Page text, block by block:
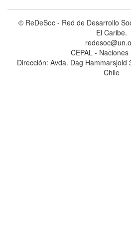
© ReDeSoc - Red de Desarrollo
El Caribe.
CEPAL - Naciones
Dirección: Avda. Dag Hammarsjold
Chile